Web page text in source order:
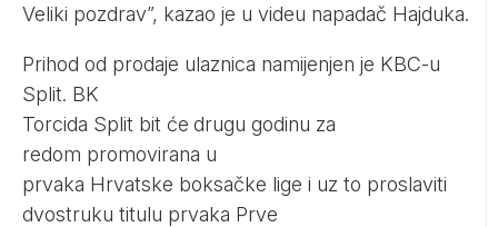
Veliki pozdrav”, kazao je u videu napadač Hajduka.
Prihod od prodaje ulaznica namijenjen je KBC-u
Split. BK
Torcida Split bit će drugu godinu za
redom promovirana u
prvaka Hrvatske boksačke lige i uz to proslaviti
dvostruku titulu prvaka Prve